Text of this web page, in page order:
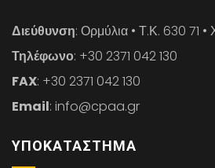
Διεύθυνση: Ορμύλια • Τ.Κ. 630 71 •
Τηλέφωνο: +30 2371 042 130
FAX: +30 2371 042 130
Email: info@cpaa.gr
ΥΠΟΚΑΤΆΣΤΗΜΑ